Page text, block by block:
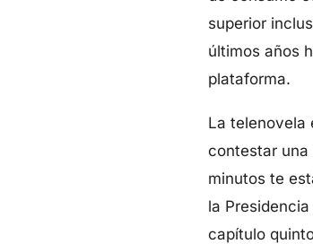
superior
últimos años
plataforma.
La telenovela
contestar una
minutos te
la
capítulo